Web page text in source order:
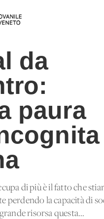
da
paura
di più è il fatto che
perdendo la capacità di
risorsa questa...